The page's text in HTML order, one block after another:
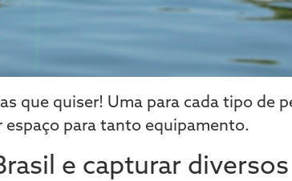
que quiser! Uma para cada tipo de
espaço para tanto equipamento.
e capturar